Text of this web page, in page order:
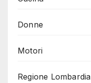
Donne
Motori
Regione Lombardia